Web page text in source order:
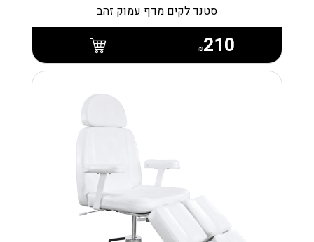
סטנד לקים מדף עמוק זהב
₪210